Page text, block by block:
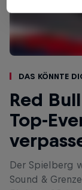
Das könnte
Red
Top-
Der Spielberg
Sound &